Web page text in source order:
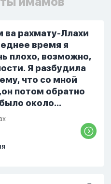
ва рахмату-Ллахи
время я
плохо, возможно,
Я разбудила
что со мной
потом обратно
около
Но я снова
что мне плохо.
с больными». Мне
и я решила